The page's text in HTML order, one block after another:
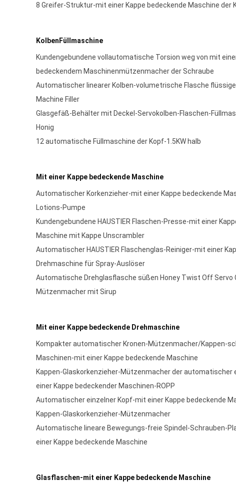
8 Greifer-Struktur-mit einer Kappe bedeckende Maschine der
KolbenFüllmaschine
Kundengebundene vollautomatische Torsion weg von mit
bedeckendem Maschinenmützenmacher der Schraube
Automatischer linearer Kolben-volumetrische Flasche
Machine Filler
Glasgefäß-Behälter mit Deckel-Servokolben-Flaschen-
Honig
12 automatische Füllmaschine der Kopf-1.5KW halb
Mit einer Kappe bedeckende Maschine
Automatischer Korkenzieher-mit einer Kappe bedeckende
Lotions-Pumpe
Kundengebundene HAUSTIER Flaschen-Presse-mit einer
Maschine mit Kappe Unscrambler
Automatischer HAUSTIER Flaschenglas-Reiniger-mit einer
Drehmaschine für Spray-Auslöser
Automatische Drehglasflasche süßen Honey Twist Off Servo
Mützenmacher mit Sirup
Mit einer Kappe bedeckende Drehmaschine
Kompakter automatischer Kronen-Mützenmacher/Kappen-
Maschinen-mit einer Kappe bedeckende Maschine
Kappen-Glaskorkenzieher-Mützenmacher der automatischer
einer Kappe bedeckender Maschinen-ROPP
Automatischer einzelner Kopf-mit einer Kappe bedeckende
Kappen-Glaskorkenzieher-Mützenmacher
Automatische lineare Bewegungs-freie Spindel-Schrauben-
einer Kappe bedeckende Maschine
Glasflaschen-mit einer Kappe bedeckende Maschine